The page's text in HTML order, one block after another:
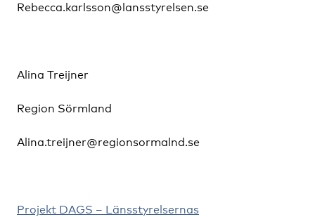
Rebecca.karlsson@lansstyrelsen.se
Alina Treijner
Region Sörmland
Alina.treijner@regionsormalnd.se
Projekt DAGS – Länsstyrelsernas